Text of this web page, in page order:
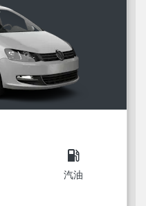
local_gas_station
汽油